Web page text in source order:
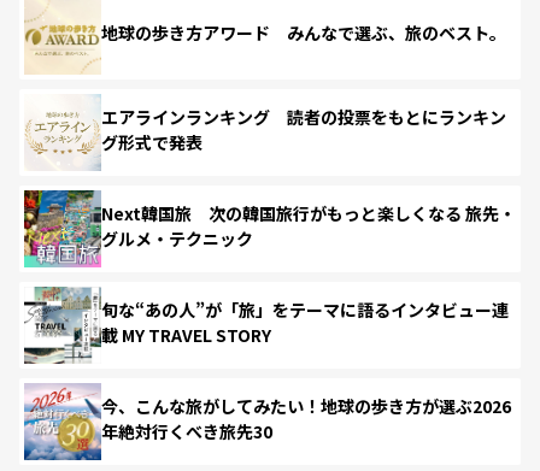
地球の歩き方アワード みんなで選ぶ、旅のベスト。
エアラインランキング 読者の投票をもとにランキン
グ形式で発表
Next韓国旅 次の韓国旅行がもっと楽しくなる 旅先・
グルメ・テクニック
旬な“あの人”が「旅」をテーマに語るインタビュー連
載 MY TRAVEL STORY
今、こんな旅がしてみたい！地球の歩き方が選ぶ2026
年絶対行くべき旅先30